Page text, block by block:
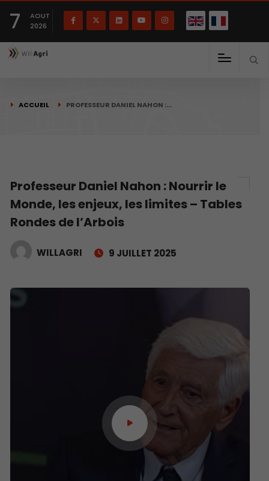
7
AOUT
2026
ACCUEIL PROFESSEUR DANIEL NAHON :…
Professeur Daniel Nahon : Nourrir le
Monde, les enjeux, les limites – Tables
Rondes de l’Arbois
WILLAGRI 9 JUILLET 2025
Français English(English)